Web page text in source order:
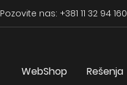
Pozovite nas: +381 11 32 94 160
WebShop Rešenja